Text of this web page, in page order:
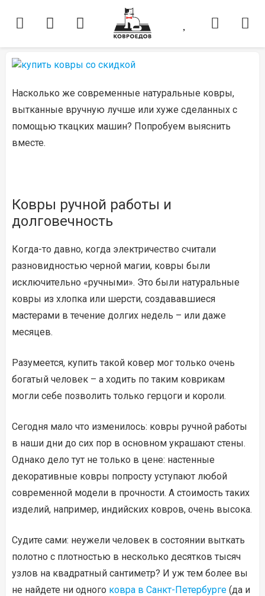
Насколько же современные натуральные ковры,
вытканные вручную лучше или хуже сделанных с
помощью ткацких машин? Попробуем выяснить
вместе.
Ковры ручной работы и
долговечность
Когда-то давно, когда электричество считали
разновидностью черной магии, ковры были
исключительно «ручными». Это были натуральные
ковры из хлопка или шерсти, создававшиеся
мастерами в течение долгих недель – или даже
месяцев.
Разумеется, купить такой ковер мог только очень
богатый человек – а ходить по таким коврикам
могли себе позволить только герцоги и короли.
Сегодня мало что изменилось: ковры ручной работы
в наши дни до сих пор в основном украшают стены.
Однако дело тут не только в цене: настенные
декоративные ковры попросту уступают любой
современной модели в прочности. А стоимость таких
изделий, например, индийских ковров, очень высока.
Судите сами: неужели человек в состоянии выткать
полотно с плотностью в несколько десятков тысяч
узлов на квадратный сантиметр? И уж тем более вы
не найдете ни одного ковра в Санкт-Петербурге (да и